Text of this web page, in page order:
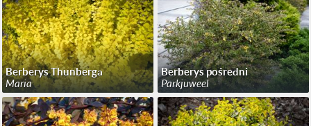
Berberys Thunberga
Maria
Berberys pośredni
Parkjuweel